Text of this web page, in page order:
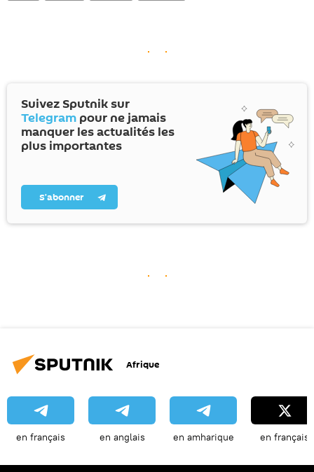
Suivez Sputnik sur
Telegram pour ne jamais
manquer les actualités les
plus importantes
S’abonner
Afrique
en français en anglais en amharique en français